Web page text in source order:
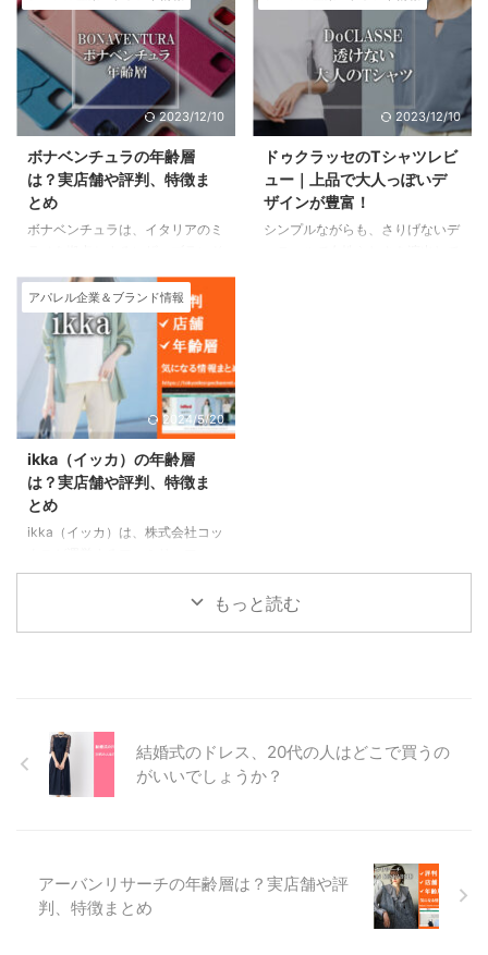
ック）はこちら 日本発ラグジュ
アリーファッションEC／Stok(ス
トック) 関税・国際送料込み価
格、2万円以上で送料無料。 Stok
は、ヨーロッパのラグジュアリー
ファッションアイテムを最大
です。 200以上のブランド、
40000点以上の商品を展開。
Stok（ストック）とは ...
通販の特徴は、豊富な商品ライン
ナップとオンラインならではの便
利さです。 豊富な商品ラインナ
ップ チュチュアンナ通販では、
ブラジャー、ショーツ、キャミソ
ール、ルームウェアなど、さまざ
イズやデザインも豊富に揃ってい
るので、自分にぴったりの下着を
見つけることができます。 オン
ラインならではの便利さ チュチ
2023/12/10
ボナベンチュラの年齢層
は？実店舗や評判、特徴ま
とめ
ボナベンチュラは、イタリアのミ
です。 2018年に設立された比較
的新しいブランドですが、そのシ
ンプルで洗練されたデザインと上
質なレザー素材が人気を集め、日
本でも多くのファンを獲得してい
ます。 ボナベンチュラの取り扱
う商品は、iPhoneケースや財
布、バッグなど、日常使いに便利
iPhoneケースは、シンプルなデ
ザインながらも、しっかりとした
作りと高級感で定評があります。
財布は、カードケースや二つ折り
類が揃っています。 バ ...
2023/12/10
ドゥクラッセのTシャツレビ
ュー｜上品で大人っぽいデ
ザインが豊富！
シンプルながらも、さりげないデ
には、ジャケットのインナーとし
て ...
アパレル企業＆ブランド情報
2024/5/20
ikka（イッカ）の年齢層
は？実店舗や評判、特徴ま
とめ
ikka（イッカ）は、株式会社コッ
ションブランドです。 スマート
に着る、スマートに生きるをコン
ミックスや上品な大人カジュアル
など、いろいろなテイストの服を
取り扱っています。 シンプルで
上質な服で、着る人の知性と上品
ら ...
もっと読む
結婚式のドレス、20代の人はどこで買うの
がいいでしょうか？
アーバンリサーチの年齢層は？実店舗や評
判、特徴まとめ